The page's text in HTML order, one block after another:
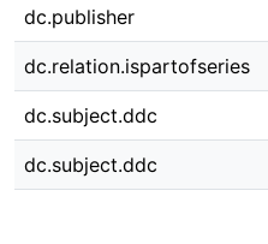
dc.publisher
dc.relation.ispartofseries
dc.subject.ddc
dc.subject.ddc